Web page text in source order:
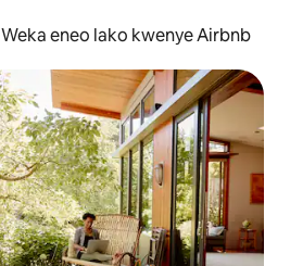
Weka eneo lako kwenye Airbnb